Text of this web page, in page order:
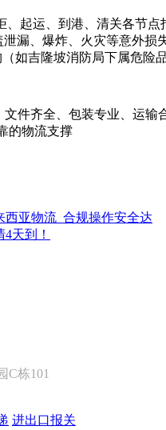
、起运、到港、清关各节
泄漏、爆炸、火灾等意外
如吉隆坡消防局下属危险
件齐全、包装专业、运
的物流支撑
亚物流_合规操作安全达​
天到！
C栋101
进出口报关